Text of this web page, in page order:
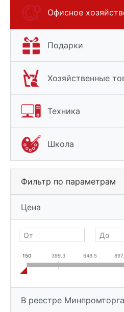
Офисное
Подарки
Хозяйственные
Техника
Школа
Фильтр по параметрам
Цена
150 399.3 648.5
В реестре Минпромторга